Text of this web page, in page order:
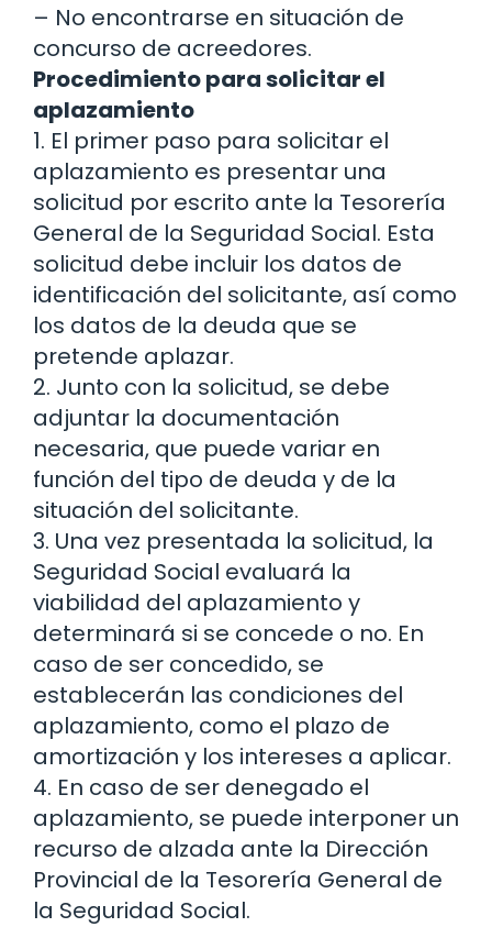
– No encontrarse en situación de
concurso de acreedores.
Procedimiento para solicitar el
aplazamiento
1. El primer paso para solicitar el
aplazamiento es presentar una
solicitud por escrito ante la Tesorería
General de la Seguridad Social. Esta
solicitud debe incluir los datos de
identificación del solicitante, así como
los datos de la deuda que se
pretende aplazar.
2. Junto con la solicitud, se debe
adjuntar la documentación
necesaria, que puede variar en
función del tipo de deuda y de la
situación del solicitante.
3. Una vez presentada la solicitud, la
Seguridad Social evaluará la
viabilidad del aplazamiento y
determinará si se concede o no. En
caso de ser concedido, se
establecerán las condiciones del
aplazamiento, como el plazo de
amortización y los intereses a aplicar.
4. En caso de ser denegado el
aplazamiento, se puede interponer un
recurso de alzada ante la Dirección
Provincial de la Tesorería General de
la Seguridad Social.